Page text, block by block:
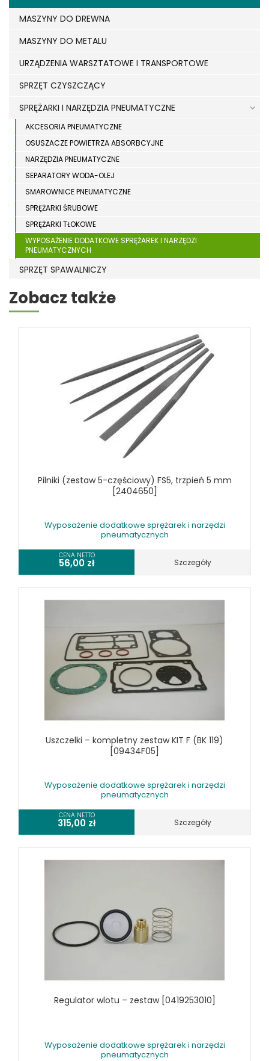
MASZYNY DO DREWNA
MASZYNY DO METALU
URZĄDZENIA WARSZTATOWE I TRANSPORTOWE
SPRZĘT CZYSZCZĄCY
SPRĘŻARKI I NARZĘDZIA PNEUMATYCZNE
AKCESORIA PNEUMATYCZNE
OSUSZACZE POWIETRZA ABSORBCYJNE
NARZĘDZIA PNEUMATYCZNE
SEPARATORY WODA-OLEJ
SMAROWNICE PNEUMATYCZNE
SPRĘŻARKI ŚRUBOWE
SPRĘŻARKI TŁOKOWE
WYPOSAŻENIE DODATKOWE SPRĘŻAREK I NARZĘDZI
PNEUMATYCZNYCH
SPRZĘT SPAWALNICZY
RÓŻNE OKAZJE
KOSZT DOSTAWY
Zobacz także
Pilniki (zestaw 5-częściowy) FS5, trzpień 5 mm
[2404650]
Wyposażenie dodatkowe sprężarek i narzędzi
pneumatycznych
CENA NETTO
56,00 zł Szczegóły
Uszczelki – kompletny zestaw KIT F (BK 119)
[09434F05]
Wyposażenie dodatkowe sprężarek i narzędzi
pneumatycznych
CENA NETTO
315,00 zł Szczegóły
Regulator wlotu – zestaw [0419253010]
Wyposażenie dodatkowe sprężarek i narzędzi
pneumatycznych